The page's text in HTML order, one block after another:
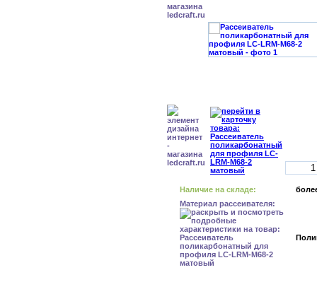
Наличие на складе:
Материал рассеивателя: